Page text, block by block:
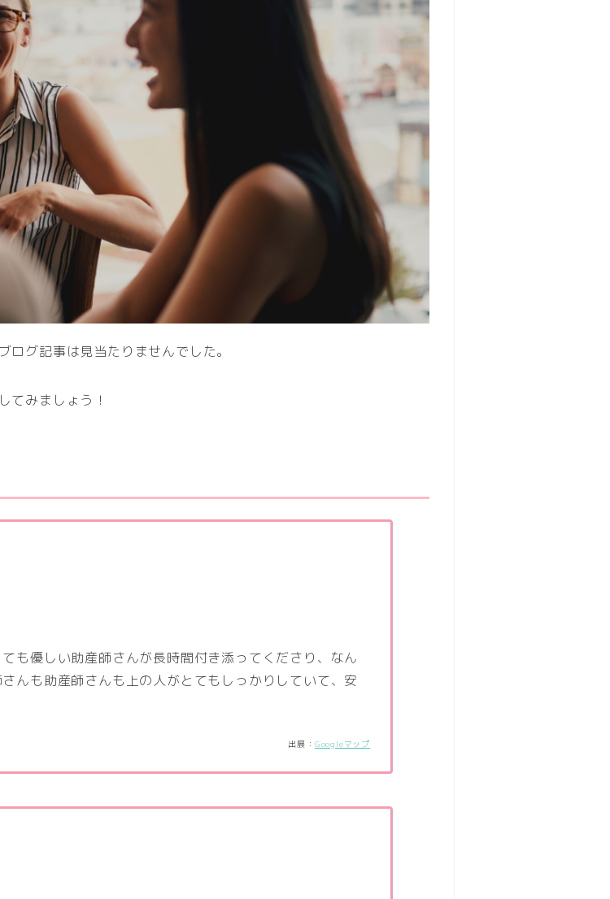
グ記事は見当たりませんでした。
てみましょう！
も優しい助産師さんが長時間付き添ってくださり、なん
んも助産師さんも上の人がとてもしっかりしていて、安
出展： Googleマップ